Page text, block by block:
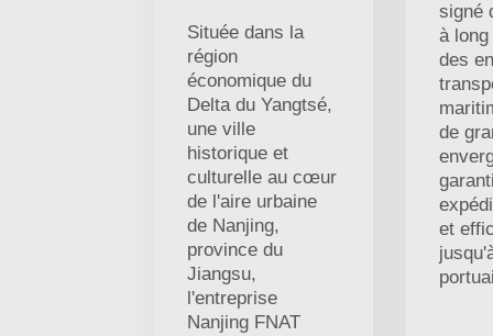
Située dans la
région
économique du
Delta du Yangtsé,
une ville
historique et
culturelle au cœur
de l'aire urbaine
de Nanjing,
province du
Jiangsu,
l'entreprise
Nanjing FNAT
signé
à
des
de
et